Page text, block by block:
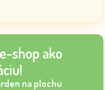
shop ako
na plochu